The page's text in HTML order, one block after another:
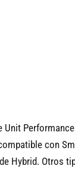
con
Hybrid. Otros